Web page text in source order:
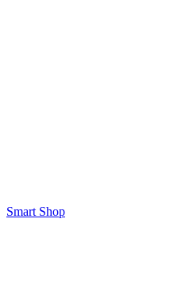
Smart Shop